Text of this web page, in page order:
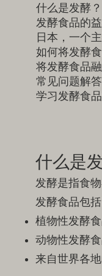
什么是发酵？
发酵食品的
日本，一个
如何将发酵
将发酵食品
常见问题解答
学习发酵食
什么是
发酵是指食
发酵食品包
植物性发酵
动物性发酵
来自世界各